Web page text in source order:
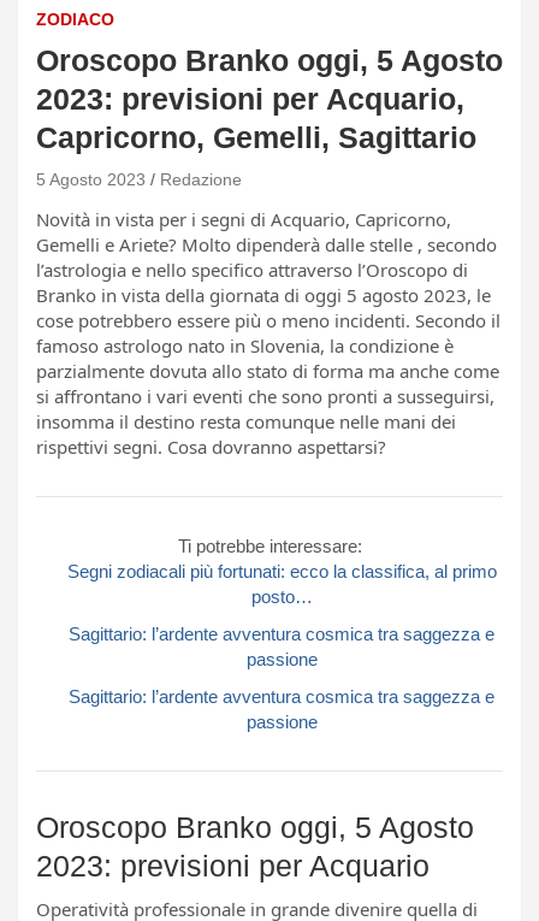
ZODIACO
Oroscopo Branko oggi, 5 Agosto
2023: previsioni per Acquario,
Capricorno, Gemelli, Sagittario
5 Agosto 2023 Redazione
Novità in vista per i segni di Acquario, Capricorno,
Gemelli e Ariete? Molto dipenderà dalle stelle , secondo
l’astrologia e nello specifico attraverso l’Oroscopo di
Branko in vista della giornata di oggi 5 agosto 2023, le
cose potrebbero essere più o meno incidenti. Secondo il
famoso astrologo nato in Slovenia, la condizione è
parzialmente dovuta allo stato di forma ma anche come
si affrontano i vari eventi che sono pronti a susseguirsi,
insomma il destino resta comunque nelle mani dei
rispettivi segni. Cosa dovranno aspettarsi?
Ti potrebbe interessare:
Segni zodiacali più fortunati: ecco la classifica, al primo
posto…
Sagittario: l’ardente avventura cosmica tra saggezza e
passione
Sagittario: l’ardente avventura cosmica tra saggezza e
passione
Oroscopo Branko oggi, 5 Agosto
2023: previsioni per Acquario
Operatività professionale in grande divenire quella di